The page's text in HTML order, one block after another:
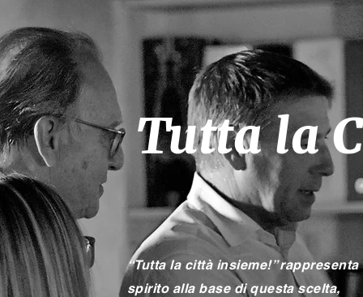
Tutta la
“Tutta la città insieme!” rappresenta
spirito alla base di questa scelta,